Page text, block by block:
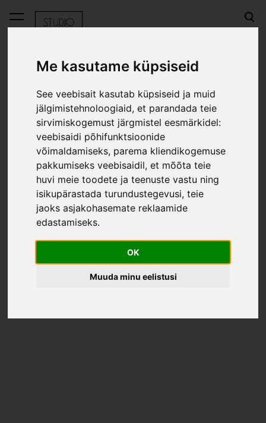
Me kasutame küpsiseid
See veebisait kasutab küpsiseid ja muid
jälgimistehnoloogiaid, et parandada teie
sirvimiskogemust järgmistel eesmärkidel:
veebisaidi põhifunktsioonide
võimaldamiseks, parema kliendikogemuse
pakkumiseks veebisaidil,et mõõta teie
huvi meie toodete ja teenuste vastu ning
isikupärastada turundustegevusi,teie
jaoks asjakohasemate reklaamide
edastamiseks.
OK
Muuda minu eelistusi
lisati ostukorvi.
E-pood Juukseklamber Pop Art Pink
Juukseklamber Pop Art
Pink